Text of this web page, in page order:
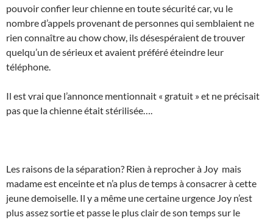
pouvoir confier leur chienne en toute sécurité car, vu le
nombre d’appels provenant de personnes qui semblaient ne
rien connaître au chow chow, ils désespéraient de trouver
quelqu’un de sérieux et avaient préféré éteindre leur
téléphone.
Il est vrai que l’annonce mentionnait « gratuit » et ne précisait
pas que la chienne était stérilisée….
Les raisons de la séparation? Rien à reprocher à Joy mais
madame est enceinte et n’a plus de temps à consacrer à cette
jeune demoiselle. Il y a même une certaine urgence Joy n’est
plus assez sortie et passe le plus clair de son temps sur le